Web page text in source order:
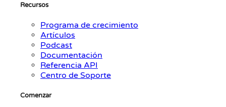
Recursos
Programa de crecimiento
Artículos
Podcast
Documentación
Referencia API
Centro de Soporte
Comenzar